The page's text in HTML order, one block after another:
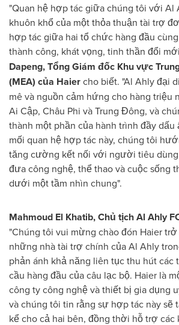
"Quan hệ hợp tác giữa chúng tôi với Al
khuôn khổ của một thỏa thuận tài trợ
hợp tác giữa hai tổ chức hàng đầu
thành công, khát vọng, tinh thần đổi
Dapeng, Tổng Giám đốc Khu vực
(MEA) của Haiercho biết. "Al Ahly đại
mê và nguồn cảm hứng cho hàng triệu
Ai Cập, Châu Phi và Trung Đông, và
thành một phần của hành trình đầy dấu
mối quan hệ hợp tác này, chúng tôi
tăng cường kết nối với người tiêu
đưa công nghệ, thể thao và cuộc sống
dưới một tầm nhìn chung".
Mahmoud El Khatib, Chủ tịch Al Ahly
"Chúng tôi vui mừng chào đón Haier
những nhà tài trợ chính của Al Ahly
phản ánh khả năng liên tục thu hút
cầu hàng đầu của câu lạc bộ. Haier là
công ty công nghệ và thiết bị gia dụng
và chúng tôi tin rằng sự hợp tác này sẽ
kể cho cả hai bên, đồng thời hỗ trợ các